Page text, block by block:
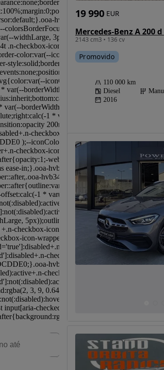
2143 cm3 • 136 cv
19 990 EUR
Promovido
110 000 km
Diesel
2016